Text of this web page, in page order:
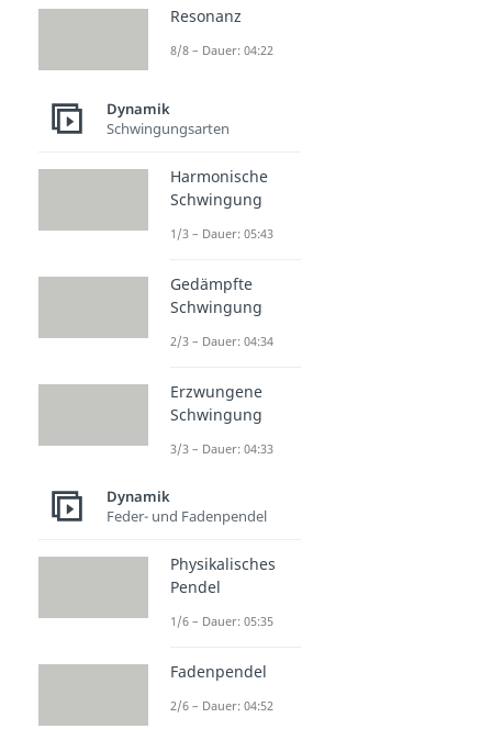
Resonanz
8/8 – Dauer: 04:22
Dynamik
Schwingungsarten
Harmonische
Schwingung
1/3 – Dauer: 05:43
Gedämpfte
Schwingung
2/3 – Dauer: 04:34
Erzwungene
Schwingung
3/3 – Dauer: 04:33
Dynamik
Feder- und Fadenpendel
Physikalisches
Pendel
1/6 – Dauer: 05:35
Fadenpendel
2/6 – Dauer: 04:52